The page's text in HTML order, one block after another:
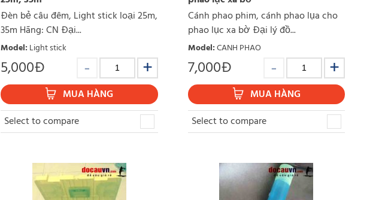
Đèn bẻ câu đêm, Light stick loại 25m,
35m Hãng: CN Đại...
Model: Light stick
5,000Đ
MUA HÀNG
Select to compare
Cánh phao phim, cánh phao lụa cho
phao lục xa bờ Đại lý đồ...
Model:CANH PHAO
7,000Đ
MUA HÀNG
Select to compare